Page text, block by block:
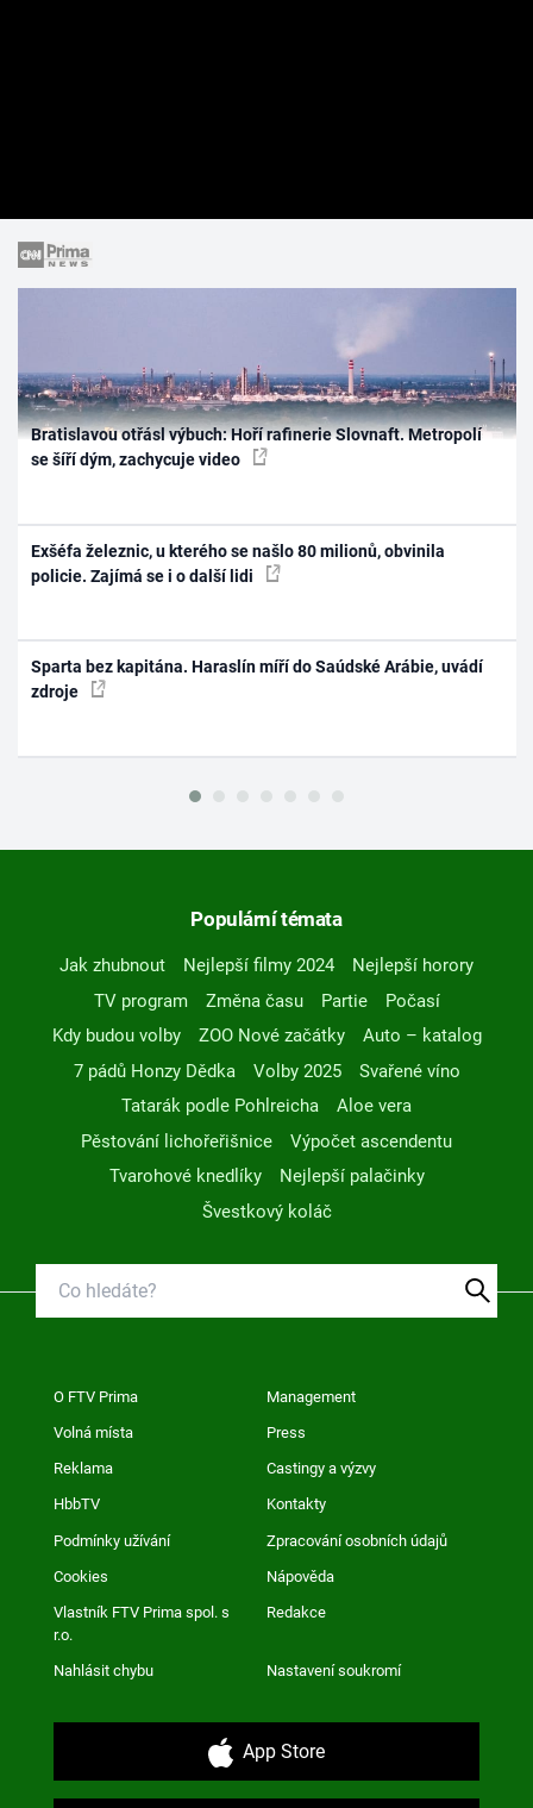
Bratislavou otřásl výbuch: Hoří rafinerie Slovnaft. Metropolí
se šíří dým, zachycuje video
Exšéfa železnic, u kterého se našlo 80 milionů, obvinila
policie. Zajímá se i o další lidi
Sparta bez kapitána. Haraslín míří do Saúdské Arábie, uvádí
zdroje
Populární témata
Jak zhubnout Nejlepší filmy 2024
Nejlepší horory
TV program
Změna času Partie
Počasí
Kdy budou volby
ZOO Nové začátky
Auto – katalog
7 pádů Honzy Dědka
Volby 2025
Svařené víno
Tatarák podle Pohlreicha
Aloe vera
Pěstování lichořeřišnice
Výpočet ascendentu
Tvarohové knedlíky
Nejlepší palačinky
Švestkový koláč
O FTV Prima Management
Volná místa Press
Reklama Castingy a výzvy
HbbTV Kontakty
Podmínky užívání Zpracování osobních údajů
Cookies Nápověda
Vlastník FTV Prima spol. s
r.o.
Redakce
Nahlásit chybu Nastavení soukromí
App Store